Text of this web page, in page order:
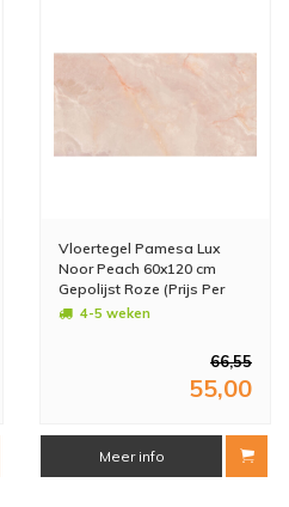
Vloertegel Pamesa Lux
Noor Peach 60x120 cm
Gepolijst Roze (Prijs Per
M2)4-5 weken
66,55
55,00
Meer info